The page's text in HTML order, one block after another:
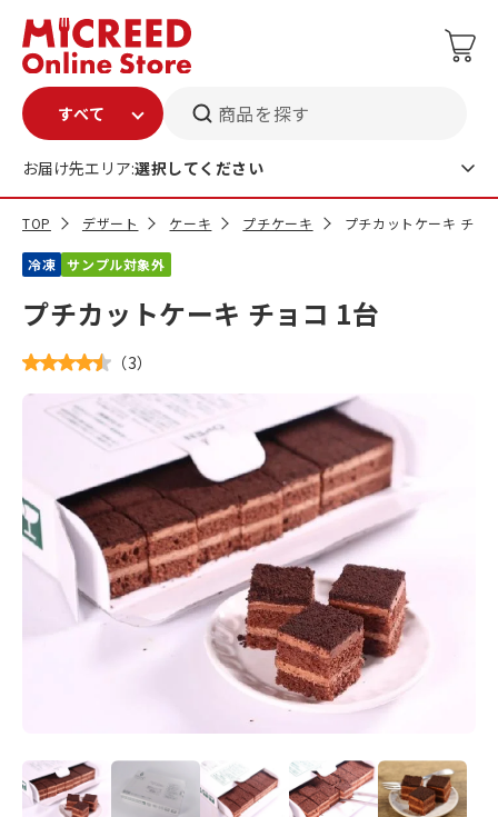
商品を探す
お届け先エリア:選択してください
TOP デザート ケーキ プチケーキ プチカットケーキ チョ
冷凍 サンプル対象外
プチカットケーキ チョコ 1台
（3）